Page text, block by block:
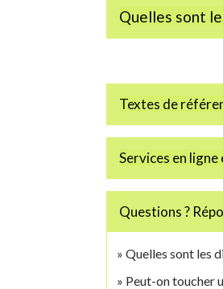
Quelles sont
Textes de
Services en
Questions ?
Quelles sont les
Peut-on toucher